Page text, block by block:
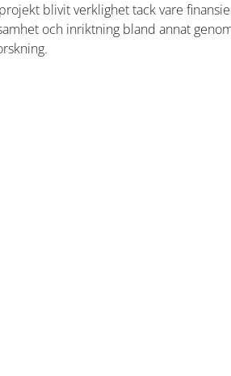
blivit verklighet tack vare
och inriktning bland annat